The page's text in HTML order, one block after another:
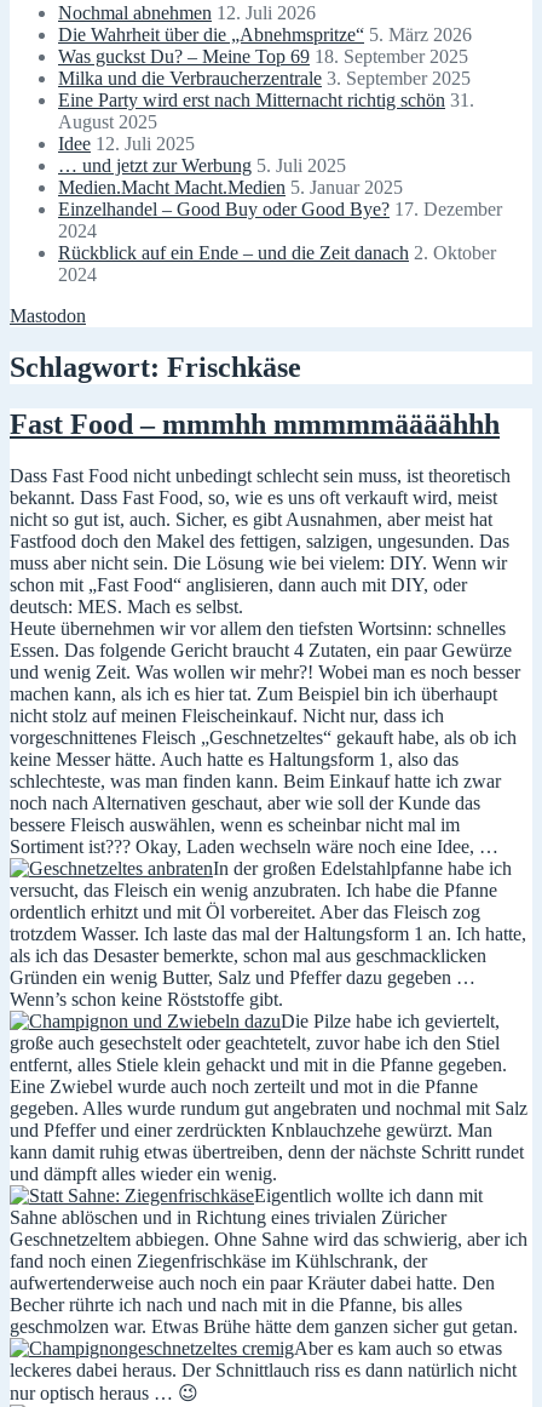
Nochmal abnehmen 12. Juli 2026
Die Wahrheit über die „Abnehmspritze“ 5. März 2026
Was guckst Du? – Meine Top 69 18. September 2025
Milka und die Verbraucherzentrale 3. September 2025
Eine Party wird erst nach Mitternacht richtig schön 31.
August 2025
Idee 12. Juli 2025
… und jetzt zur Werbung 5. Juli 2025
Medien.Macht Macht.Medien 5. Januar 2025
Einzelhandel – Good Buy oder Good Bye? 17. Dezember
2024
Rückblick auf ein Ende – und die Zeit danach 2. Oktober
2024
Mastodon
Schlagwort: Frischkäse
Fast Food – mmmhh mmmmmäääähhh
Dass Fast Food nicht unbedingt schlecht sein muss, ist theoretisch
bekannt. Dass Fast Food, so, wie es uns oft verkauft wird, meist
nicht so gut ist, auch. Sicher, es gibt Ausnahmen, aber meist hat
Fastfood doch den Makel des fettigen, salzigen, ungesunden. Das
muss aber nicht sein. Die Lösung wie bei vielem: DIY. Wenn wir
schon mit „Fast Food“ anglisieren, dann auch mit DIY, oder
deutsch: MES. Mach es selbst.
Heute übernehmen wir vor allem den tiefsten Wortsinn: schnelles
Essen. Das folgende Gericht braucht 4 Zutaten, ein paar Gewürze
und wenig Zeit. Was wollen wir mehr?! Wobei man es noch besser
machen kann, als ich es hier tat. Zum Beispiel bin ich überhaupt
nicht stolz auf meinen Fleischeinkauf. Nicht nur, dass ich
vorgeschnittenes Fleisch „Geschnetzeltes“ gekauft habe, als ob ich
keine Messer hätte. Auch hatte es Haltungsform 1, also das
schlechteste, was man finden kann. Beim Einkauf hatte ich zwar
noch nach Alternativen geschaut, aber wie soll der Kunde das
bessere Fleisch auswählen, wenn es scheinbar nicht mal im
Sortiment ist??? Okay, Laden wechseln wäre noch eine Idee, …
In der großen Edelstahlpfanne habe ich
versucht, das Fleisch ein wenig anzubraten. Ich habe die Pfanne
ordentlich erhitzt und mit Öl vorbereitet. Aber das Fleisch zog
trotzdem Wasser. Ich laste das mal der Haltungsform 1 an. Ich hatte,
als ich das Desaster bemerkte, schon mal aus geschmacklicken
Gründen ein wenig Butter, Salz und Pfeffer dazu gegeben …
Wenn’s schon keine Röststoffe gibt.
Die Pilze habe ich geviertelt,
große auch gesechstelt oder geachtetelt, zuvor habe ich den Stiel
entfernt, alles Stiele klein gehackt und mit in die Pfanne gegeben.
Eine Zwiebel wurde auch noch zerteilt und mot in die Pfanne
gegeben. Alles wurde rundum gut angebraten und nochmal mit Salz
und Pfeffer und einer zerdrückten Knblauchzehe gewürzt. Man
kann damit ruhig etwas übertreiben, denn der nächste Schritt rundet
und dämpft alles wieder ein wenig.
Eigentlich wollte ich dann mit
Sahne ablöschen und in Richtung eines trivialen Züricher
Geschnetzeltem abbiegen. Ohne Sahne wird das schwierig, aber ich
fand noch einen Ziegenfrischkäse im Kühlschrank, der
aufwertenderweise auch noch ein paar Kräuter dabei hatte. Den
Becher rührte ich nach und nach mit in die Pfanne, bis alles
geschmolzen war. Etwas Brühe hätte dem ganzen sicher gut getan.
Aber es kam auch so etwas
leckeres dabei heraus. Der Schnittlauch riss es dann natürlich nicht
nur optisch heraus … 😉